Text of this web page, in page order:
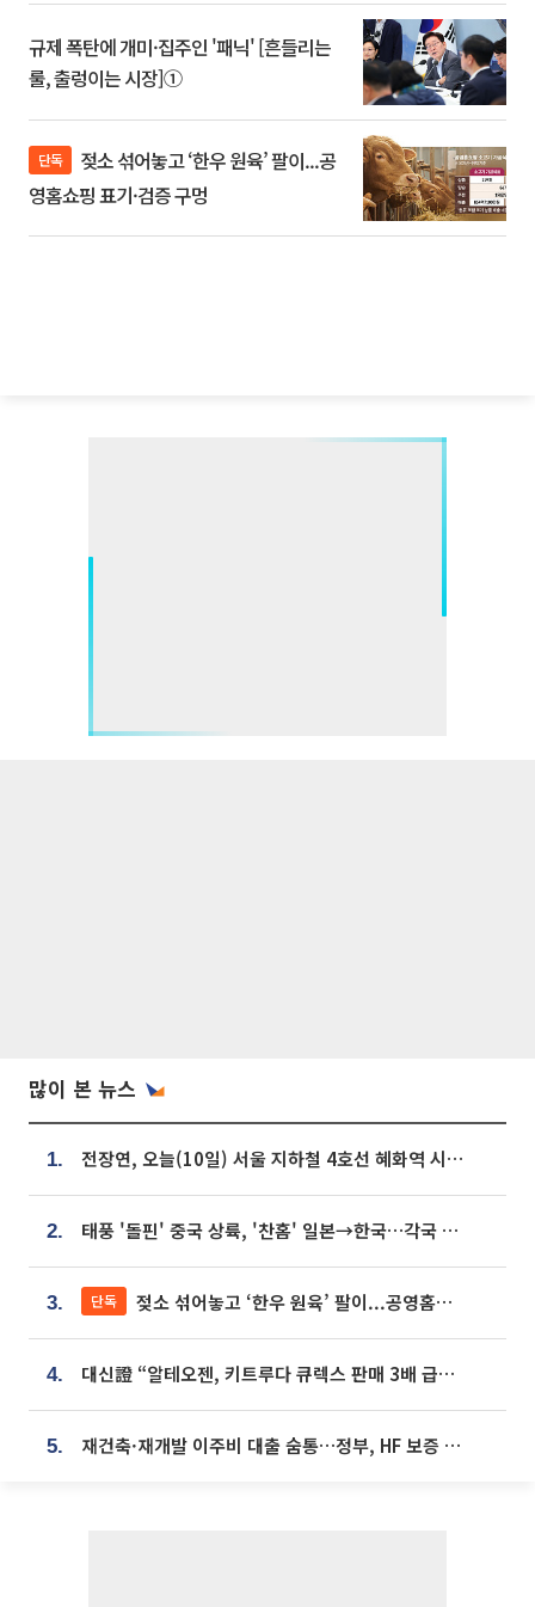
규제 폭탄에 개미·집주인 '패닉' [흔들리는
룰, 출렁이는 시장]①
단독
영홈쇼핑 표기·검증 구멍
많이 본 뉴스
1. 전장연, 오늘(10일) 서울 지하철 4호선 혜화역 시위…1호선 용산역 무정차
2. 태풍 '돌핀' 중국 상륙, '찬홈' 일본→한국…각국 기상청 예상 경로는?
3. 단독 젖소 섞어놓고 ‘한우 원육’ 팔이...공영홈쇼핑 표기·검증 구멍
4. 대신證 “알테오젠, 키트루다 큐렉스 판매 3배 급증…목표가 41만원 상향”
5. 재건축·재개발 이주비 대출 숨통…정부, HF 보증 신설 추진